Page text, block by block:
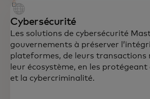
Cybersécurité
Les solutions de cybersécurité
gouvernements à préserver
plateformes, de leurs transactions
leur écosystème, en les
et la cybercriminalité.